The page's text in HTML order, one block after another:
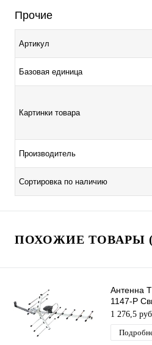
Прочие
Артикул
Базовая единица
Картинки товара
Производитель
Сортировка по наличию
ПОХОЖИЕ ТОВАРЫ
Антенна
1147-Р
для DVB-
Рэмо
1 276,5